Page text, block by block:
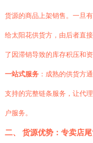
货源的商品上架销售。一旦
给太阳花供货方，由后者直
了因滞销导致的库存积压和资
一站式服务 ：成熟的供货方
支持的完整链条服务，让代
户服务。
二、 货源优势：专卖店